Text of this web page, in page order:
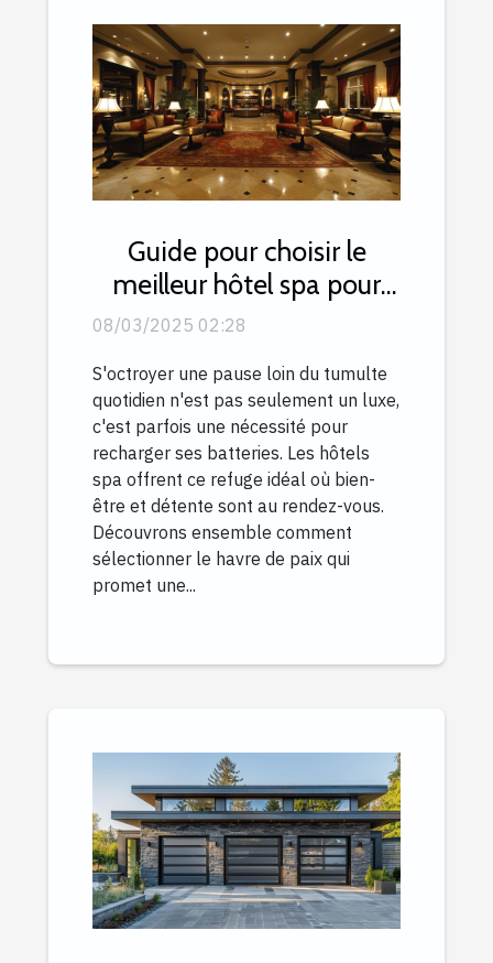
Guide pour choisir le
meilleur hôtel spa pour
une escapade relaxante
08/03/2025 02:28
S'octroyer une pause loin du tumulte
quotidien n'est pas seulement un luxe,
c'est parfois une nécessité pour
recharger ses batteries. Les hôtels
spa offrent ce refuge idéal où bien-
être et détente sont au rendez-vous.
Découvrons ensemble comment
sélectionner le havre de paix qui
promet une...